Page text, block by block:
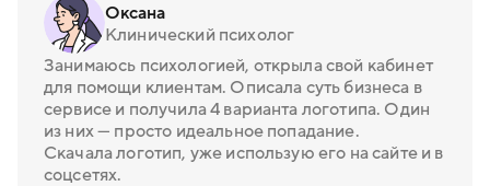
Оксана
Клинический психолог
Занимаюсь психологией, открыла свой кабинет
для помощи клиентам. Описала суть бизнеса в
сервисе и получила 4 варианта логотипа. Один
из них — просто идеальное попадание.
Скачала логотип, уже использую его на сайте и в
соцсетях.